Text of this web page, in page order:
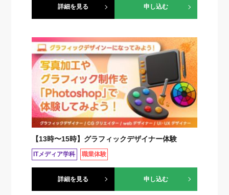
詳細を見る 申し込む
【13時〜15時】グラフィックデザイナー体験
ITメディア学科 職業体験
詳細を見る 申し込む